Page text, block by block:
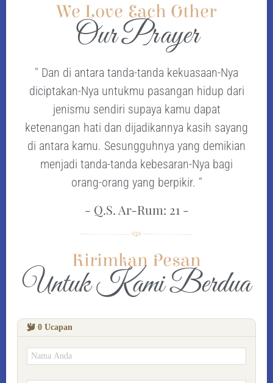
We Love Each Other
Our Prayer
" Dan di antara tanda-tanda kekuasaan-Nya
diciptakan-Nya untukmu pasangan hidup dari
jenismu sendiri supaya kamu dapat
ketenangan hati dan dijadikannya kasih sayang
di antara kamu. Sesungguhnya yang demikian
menjadi tanda-tanda kebesaran-Nya bagi
orang-orang yang berpikir. "
- Q.S. Ar-Rum: 21 -
Kirimkan Pesan
Untuk Kami Berdua
0 Ucapan